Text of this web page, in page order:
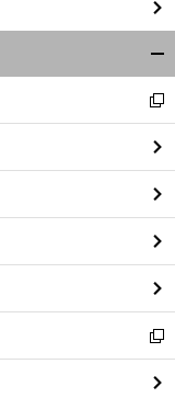
閉
る
新
し
い
ウ
ィ
ン
ド
ウ
で
開
く
新
し
い